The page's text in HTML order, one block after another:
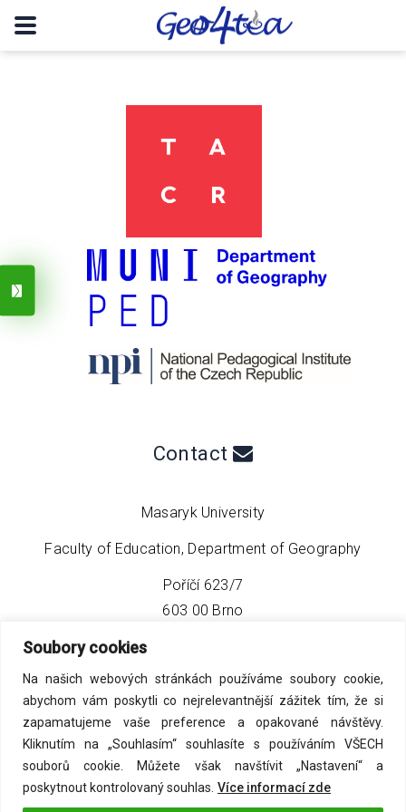
Soubory cookies
Na našich webových stránkách používáme soubory cookie,
abychom vám poskytli co nejrelevantnější zážitek tím, že si
zapamatujeme vaše preference a opakované návštěvy.
Kliknutím na „Souhlasím“ souhlasíte s používáním VŠECH
souborů cookie. Můžete však navštívit „Nastavení“ a
poskytnout kontrolovaný souhlas. Více informací zde
Contact
Masaryk University
Faculty of Education, Department of Geography
Poříčí 623/7
603 00 Brno
phone:
email:info@geo4tea.com